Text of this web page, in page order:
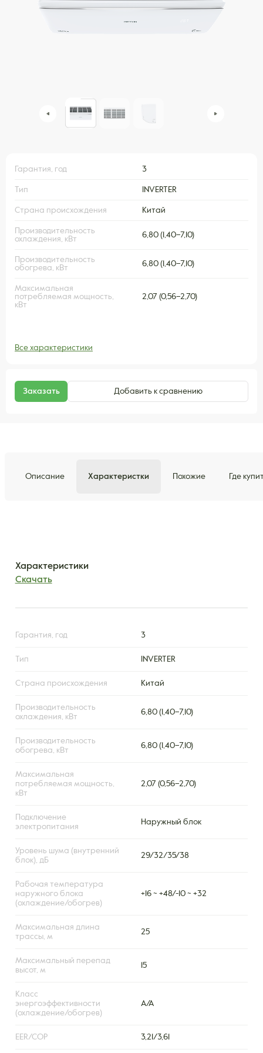
Гарантия, год 3
Тип INVERTER
Страна происхождения Китай
Производительность
охлаждения, кВт
6,80 (1,40–7,10)
Производительность
обогрева, кВт
6,80 (1,40–7,10)
Максимальная
потребляемая мощность,
кВт
2,07 (0,56–2,70)
Все характеристики
Заказать Добавить к сравнению
Описание Характеристки Похожие Где
Характеристики
Скачать
Гарантия, год 3
Тип INVERTER
Страна происхождения Китай
Производительность
охлаждения, кВт
6,80 (1,40–7,10)
Производительность
обогрева, кВт
6,80 (1,40–7,10)
Максимальная
потребляемая мощность,
кВт
2,07 (0,56–2,70)
Подключение
электропитания
Наружный блок
Уровень шума (внутренний
блок), дБ
29/32/35/38
Рабочая температура
наружного блока
(охлаждение/обогрев)
+16 ~ +48/-10 ~ +32
Максимальная длина
трассы, м
25
Максимальный перепад
высот, м
15
Класс
энергоэффективности
(охлаждение/обогрев)
A/A
EER/COP 3,21/3,61